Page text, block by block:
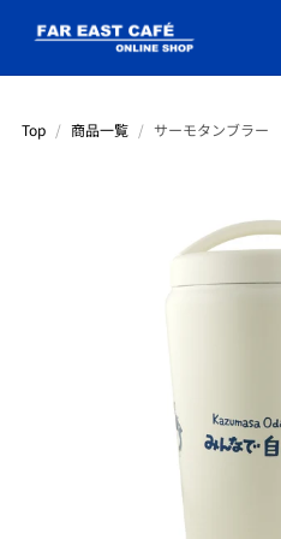
Top / 商品一覧 / サーモタンブラー